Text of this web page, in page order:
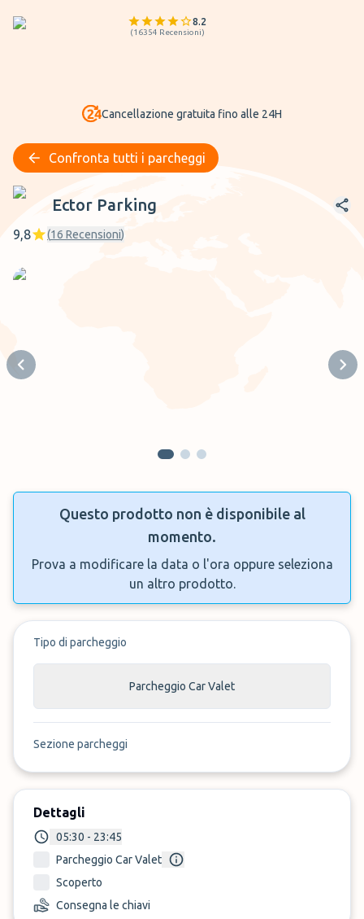
8.2
(16354 Recensioni)
Cancellazione gratuita fino alle 24H
Confronta tutti i parcheggi
Ector Parking
Ector Parking
9,8 (16 Recensioni)
Previous slide
Questo prodotto non è disponibile al
momento.
Prova a modificare la data o l'ora oppure seleziona
un altro prodotto.
Tipo di parcheggio
Parcheggio Car Valet
Sezione parcheggi
Dettagli
05:30 - 23:45
Parcheggio Car Valet
Scoperto
Consegna le chiavi